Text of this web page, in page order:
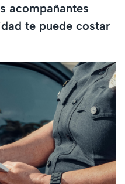
acompañantes
te puede costar